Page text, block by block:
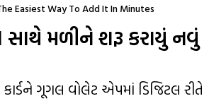
Easiest Way To Add It In Minutes
સાથે મળીને શરૂ કરાયું નવું
ગૂગલ વોલેટ એપમાં ડિજિટલ રીતે